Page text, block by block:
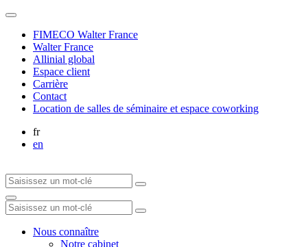
FIMECO Walter France
Walter France
Allinial global
Espace client
Carrière
Contact
Location de salles de séminaire et espace coworking
fr
en
Nous connaître
Notre cabinet